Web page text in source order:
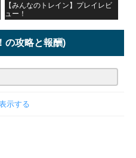
【みんなのトレイン】プレイレビ
ュー！
の攻略と報酬)
示する